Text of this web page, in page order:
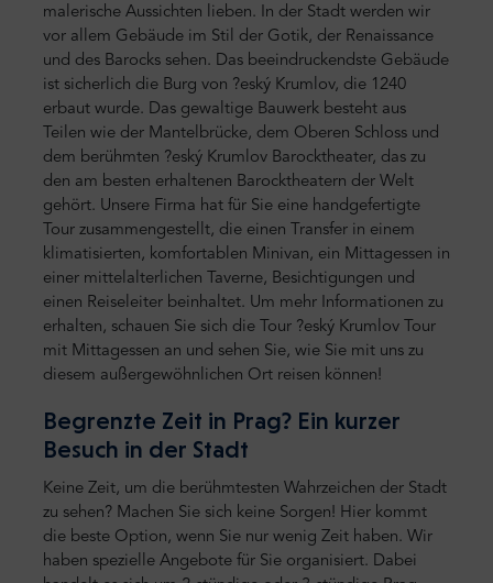
malerische Aussichten lieben. In der Stadt werden wir
vor allem Gebäude im Stil der Gotik, der Renaissance
und des Barocks sehen. Das beeindruckendste Gebäude
ist sicherlich die Burg von ?eský Krumlov, die 1240
erbaut wurde. Das gewaltige Bauwerk besteht aus
Teilen wie der Mantelbrücke, dem Oberen Schloss und
dem berühmten ?eský Krumlov Barocktheater, das zu
den am besten erhaltenen Barocktheatern der Welt
gehört. Unsere Firma hat für Sie eine handgefertigte
Tour zusammengestellt, die einen Transfer in einem
klimatisierten, komfortablen Minivan, ein Mittagessen in
einer mittelalterlichen Taverne, Besichtigungen und
einen Reiseleiter beinhaltet. Um mehr Informationen zu
erhalten, schauen Sie sich die Tour ?eský Krumlov Tour
mit Mittagessen an und sehen Sie, wie Sie mit uns zu
diesem außergewöhnlichen Ort reisen können!
Begrenzte Zeit in Prag? Ein kurzer
Besuch in der Stadt
Keine Zeit, um die berühmtesten Wahrzeichen der Stadt
zu sehen? Machen Sie sich keine Sorgen! Hier kommt
die beste Option, wenn Sie nur wenig Zeit haben. Wir
haben spezielle Angebote für Sie organisiert. Dabei